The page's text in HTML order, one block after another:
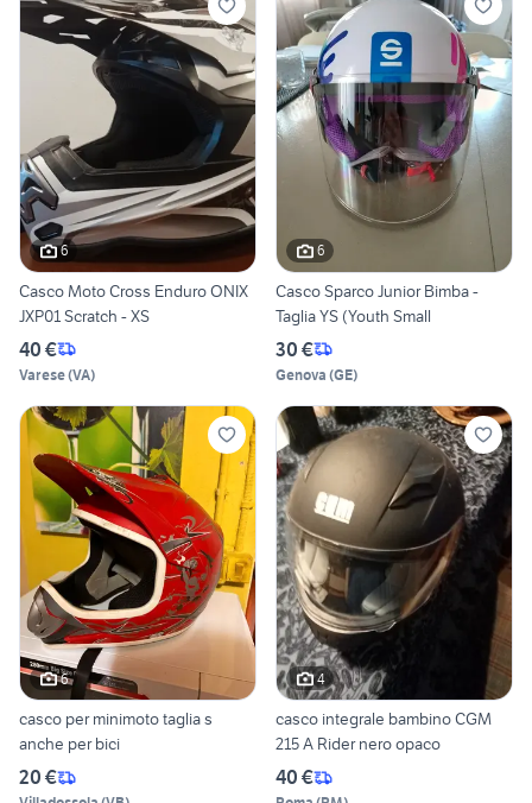
6
Casco Moto Cross Enduro ONIX
JXP01 Scratch - XS
40 €
Varese(VA)
6
Casco Sparco Junior Bimba -
Taglia YS (Youth Small
30 €
Genova (GE)
6
casco per minimoto taglia s
anche per bici
20 €
4
casco integrale bambino CGM
215 A Rider nero opaco
40 €